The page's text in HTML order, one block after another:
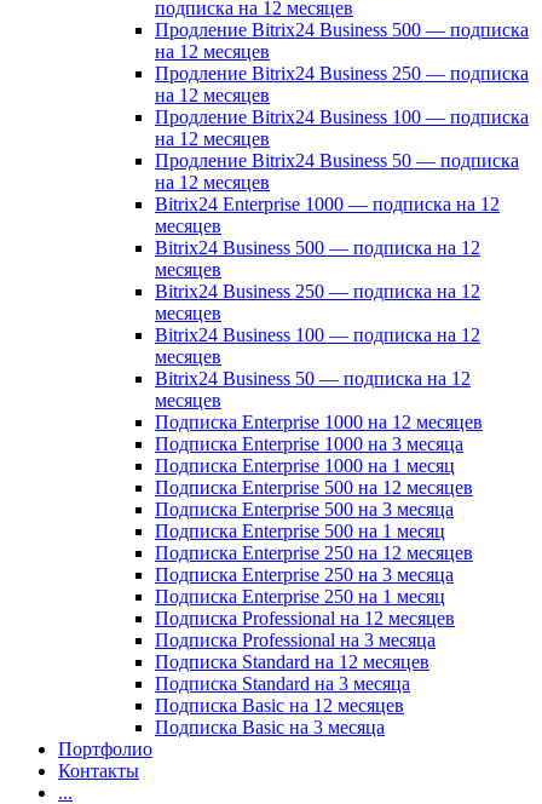
подписка на 12 месяцев
Продление Bitrix24 Business 500 — подписка
на 12 месяцев
Продление Bitrix24 Business 250 — подписка
на 12 месяцев
Продление Bitrix24 Business 100 — подписка
на 12 месяцев
Продление Bitrix24 Business 50 — подписка
на 12 месяцев
Bitrix24 Enterprise 1000 — подписка на 12
месяцев
Bitrix24 Business 500 — подписка на 12
месяцев
Bitrix24 Business 250 — подписка на 12
месяцев
Bitrix24 Business 100 — подписка на 12
месяцев
Bitrix24 Business 50 — подписка на 12
месяцев
Подписка Enterprise 1000 на 12 месяцев
Подписка Enterprise 1000 на 3 месяца
Подписка Enterprise 1000 на 1 месяц
Подписка Enterprise 500 на 12 месяцев
Подписка Enterprise 500 на 3 месяца
Подписка Enterprise 500 на 1 месяц
Подписка Enterprise 250 на 12 месяцев
Подписка Enterprise 250 на 3 месяца
Подписка Enterprise 250 на 1 месяц
Подписка Professional на 12 месяцев
Подписка Professional на 3 месяца
Подписка Standard на 12 месяцев
Подписка Standard на 3 месяца
Подписка Basic на 12 месяцев
Подписка Basic на 3 месяца
Портфолио
Контакты
...